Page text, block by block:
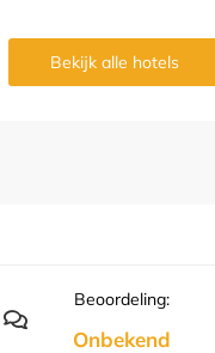
Bekijk alle hotels
Beoordeling:
Onbekend